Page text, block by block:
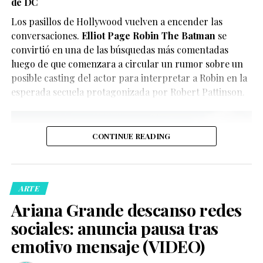
Glenn Close .
han convertido el clip en uno de los contenidos virales
del momento.
acudieron al domicilio tras recibir llamadas de personas
preocupadas por el bienestar del creador de contenido.
Posteriormente, las autoridades confirmaron que la
persona fue trasladada de manera segura a un hospital
local para recibir atención médica.
Los pasillos de Hollywood vuelven a encender las
conversaciones. Elliot Page Robin The Batman se
convirtió en una de las búsquedas más comentadas
luego de que comenzara a circular un rumor sobre un
posible casting del actor para interpretar a Robin en la
esperada secuela protagonizada por Robert Pattinson.
CONTINUE READING
ARTE
Ariana Grande descanso redes
sociales: anuncia pausa tras
emotivo mensaje (VIDEO)